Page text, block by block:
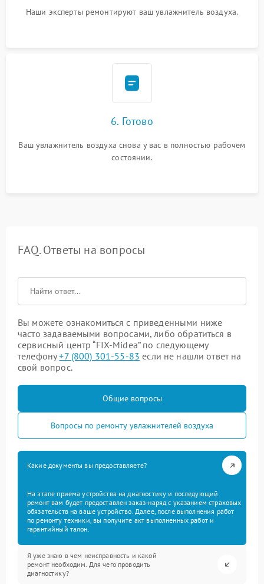
Наши эксперты ремонтируют ваш увлажнитель воздуха.
6. Готово
Ваш увлажнитель воздуха снова у вас в полностью рабочем
состоянии.
FAQ. Ответы на вопросы
Вы можете ознакомиться с приведенными ниже
часто задаваемыми вопросами, либо обратиться в
сервисный центр “FIX-Midea” по следующему
телефону+7 (800) 301-55-83 если не нашли ответ на
свой вопрос.
Общие вопросы
Вопросы по ремонту увлажнителей воздуха
Какие документы вы предоставляете?
На этапе приема устройства на диагностику и последующий
ремонт вам будет предоставлен заказ-наряд с указанием страховых
обязательств на ваше устройство. Далее, после выполнения работ
по ремонту техники, вы получите акт выполненных работ и
гарантийный талон.
Я уже знаю в чем неисправность и какой
ремонт необходим. Для чего проводить
диагностику?